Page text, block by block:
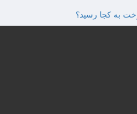
به کجا رسید؟